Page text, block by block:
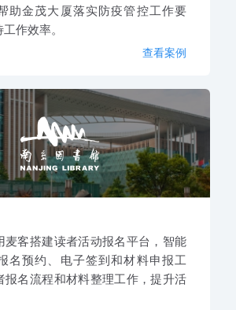
助金茂大厦落实防疫管控工作要
作效率。
查看案例
麦客搭建读者活动报名平台，智能
名预约、电子签到和材料申报工
报名流程和材料整理工作，提升活